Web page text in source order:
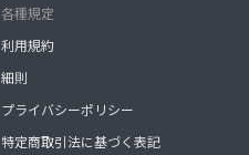
各種規定
利用規約
細則
プライバシーポリシー
特定商取引法に基づく表記